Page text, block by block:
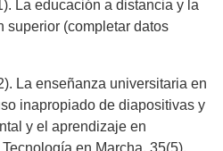
La educación a distancia y la
superior (completar datos
La enseñanza universitaria en
inapropiado de diapositivas y
y el aprendizaje en